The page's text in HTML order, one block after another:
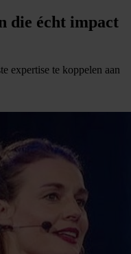
die écht impact
expertise te koppelen aan